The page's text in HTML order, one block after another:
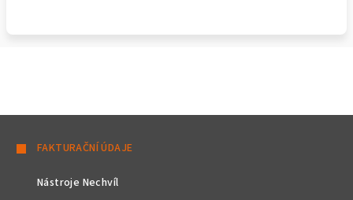
FAKTURAČNÍ ÚDAJE
Nástroje Nechvíl